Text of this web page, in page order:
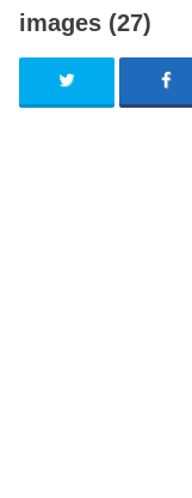
images (27)